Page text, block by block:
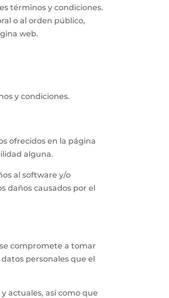
términos y condiciones.
o al orden público,
web.
y condiciones.
ofrecidos en la página
alguna.
al software y/o
daños causados por el
se compromete a tomar
personales que el
actuales, así como que